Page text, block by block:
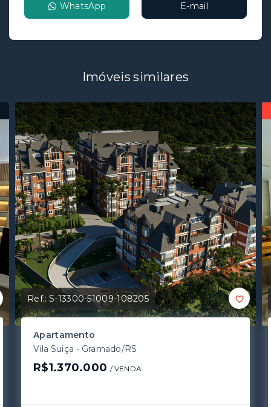
WhatsApp E-mail
Imóveis similares
Ref.:S-13300-51009-108205
Apartamento
Vila Suiça - Gramado/RS
R$1.370.000 / VENDA